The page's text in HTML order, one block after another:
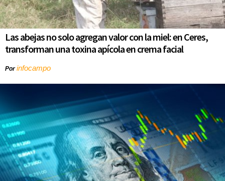
Las abejas no solo agregan valor con la miel: en Ceres,
transforman una toxina apícola en crema facial
Porinfocampo